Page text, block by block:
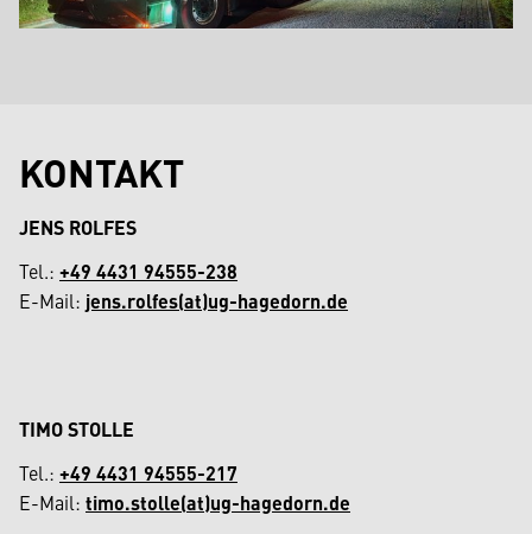
KONTAKT
JENS ROLFES
Tel.: +49 4431 94555-238
E-Mail: jens.rolfes(at)ug-hagedorn.de
TIMO STOLLE
Tel.: +49 4431 94555-217
E-Mail: timo.stolle(at)ug-hagedorn.de